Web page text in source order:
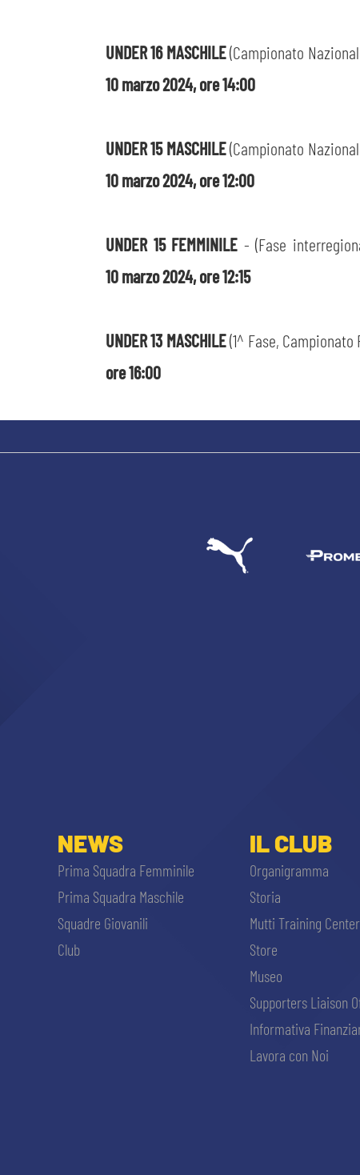
UNDER 16 MASCHILE(Campionato
10 marzo 2024, ore 14:00
UNDER 15 MASCHILE(Campionato
10 marzo 2024, ore 12:00
UNDER 15 FEMMINILE - (Fase
10 marzo 2024, ore 12:15
UNDER 13 MASCHILE(1^ Fase, Campionato
ore 16:00
NEWS
Prima Squadra Femminile
Prima Squadra Maschile
Squadre Giovanili
Club
IL CLUB
Organigramma
Storia
Mutti Training Center
Store
Museo
Supporters Liaison
Informativa
Lavora con Noi